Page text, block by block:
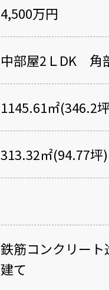
4,500万円
中部屋2ＬDK 角
1145.61㎡(346.2
313.32㎡(94.77坪)
鉄筋コンクリー
建て